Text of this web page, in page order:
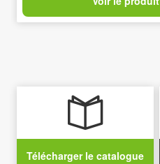
Télécharger le catalogue